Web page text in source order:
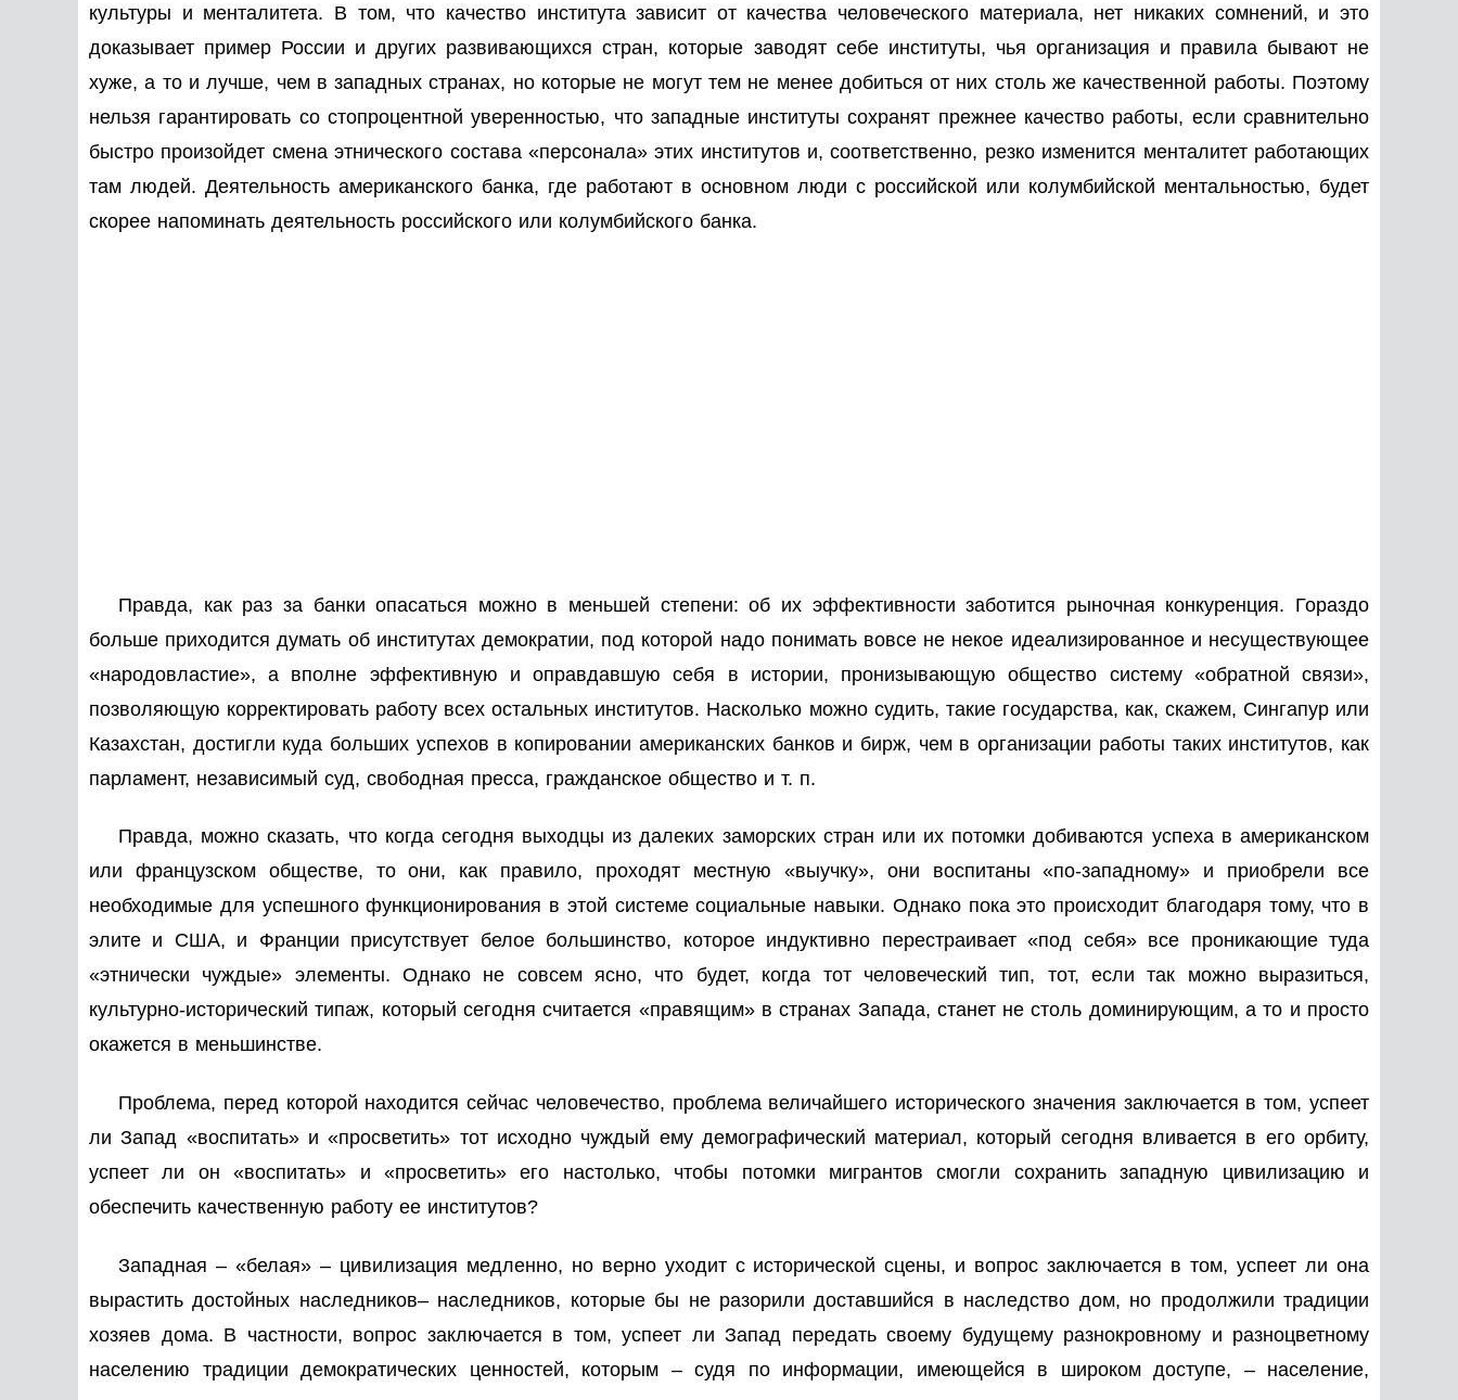
культуры и менталитета. В том, что качество института зависит от качества человеческого материала, нет никаких сомнений, и это
доказывает пример России и других развивающихся стран, которые заводят себе институты, чья организация и правила бывают не
хуже, а то и лучше, чем в западных странах, но которые не могут тем не менее добиться от них столь же качественной работы. Поэтому
нельзя гарантировать со стопроцентной уверенностью, что западные институты сохранят прежнее качество работы, если сравнительно
быстро произойдет смена этнического состава «персонала» этих институтов и, соответственно, резко изменится менталитет работающих
там людей. Деятельность американского банка, где работают в основном люди с российской или колумбийской ментальностью, будет
скорее напоминать деятельность российского или колумбийского банка.
Правда, как раз за банки опасаться можно в меньшей степени: об их эффективности заботится рыночная конкуренция. Гораздо
больше приходится думать об институтах демократии, под которой надо понимать вовсе не некое идеализированное и несуществующее
«народовластие», а вполне эффективную и оправдавшую себя в истории, пронизывающую общество систему «обратной связи»,
позволяющую корректировать работу всех остальных институтов. Насколько можно судить, такие государства, как, скажем, Сингапур или
Казахстан, достигли куда больших успехов в копировании американских банков и бирж, чем в организации работы таких институтов, как
парламент, независимый суд, свободная пресса, гражданское общество и т. п.
Правда, можно сказать, что когда сегодня выходцы из далеких заморских стран или их потомки добиваются успеха в американском
или французском обществе, то они, как правило, проходят местную «выучку», они воспитаны «по-западному» и приобрели все
необходимые для успешного функционирования в этой системе социальные навыки. Однако пока это происходит благодаря тому, что в
элите и США, и Франции присутствует белое большинство, которое индуктивно перестраивает «под себя» все проникающие туда
«этнически чуждые» элементы. Однако не совсем ясно, что будет, когда тот человеческий тип, тот, если так можно выразиться,
культурно-исторический типаж, который сегодня считается «правящим» в странах Запада, станет не столь доминирующим, а то и просто
окажется в меньшинстве.
Проблема, перед которой находится сейчас человечество, проблема величайшего исторического значения заключается в том, успеет
ли Запад «воспитать» и «просветить» тот исходно чуждый ему демографический материал, который сегодня вливается в его орбиту,
успеет ли он «воспитать» и «просветить» его настолько, чтобы потомки мигрантов смогли сохранить западную цивилизацию и
обеспечить качественную работу ее институтов?
Западная – «белая» – цивилизация медленно, но верно уходит с исторической сцены, и вопрос заключается в том, успеет ли она
вырастить достойных наследников– наследников, которые бы не разорили доставшийся в наследство дом, но продолжили традиции
хозяев дома. В частности, вопрос заключается в том, успеет ли Запад передать своему будущему разнокровному и разноцветному
населению традиции демократических ценностей, которым – судя по информации, имеющейся в широком доступе, – население,